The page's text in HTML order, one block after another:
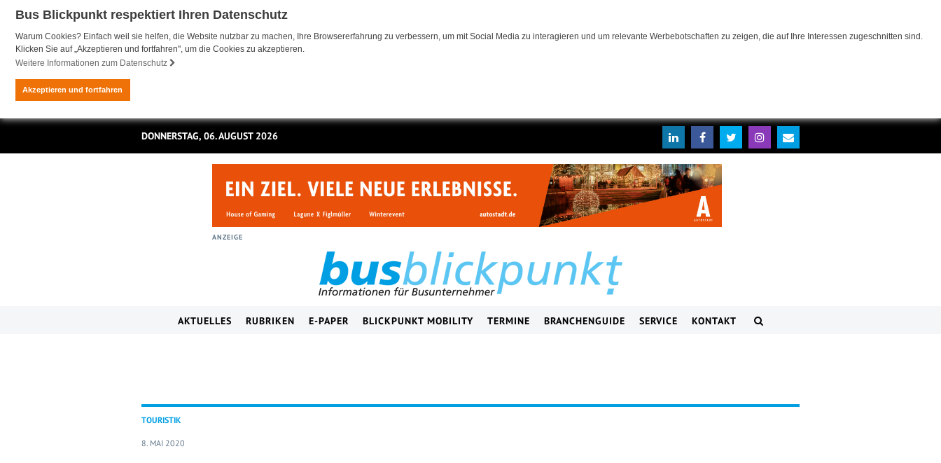
Bus Blickpunkt respektiert Ihren Datenschutz
Warum Cookies? Einfach weil sie helfen, die Website nutzbar zu machen, Ihre Browsererfahrung zu verbessern, um mit Social Media zu interagieren und um relevante Werbebotschaften zu zeigen, die auf Ihre Interessen zugeschnitten sind.
Klicken Sie auf „Akzeptieren und fortfahren", um die Cookies zu akzeptieren.
Weitere Informationen zum Datenschutz
Akzeptieren und fortfahren
DONNERSTAG, 06. AUGUST 2026
ANZEIGE
AKTUELLES RUBRIKEN E-PAPER BLICKPUNKT MOBILITY TERMINE BRANCHENGUIDE SERVICE KONTAKT
TOURISTIK
8. MAI 2020